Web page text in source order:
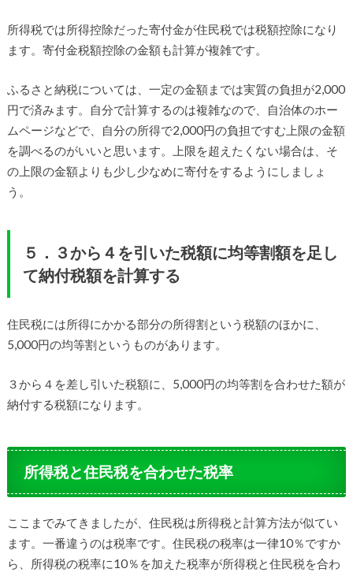
所得税では所得控除だった寄付金が住民税では税額控除になり
ます。寄付金税額控除の金額も計算が複雑です。
ふるさと納税については、一定の金額までは実質の負担が2,000
円で済みます。自分で計算するのは複雑なので、自治体のホー
ムページなどで、自分の所得で2,000円の負担ですむ上限の金額
を調べるのがいいと思います。上限を超えたくない場合は、そ
の上限の金額よりも少し少なめに寄付をするようにしましょ
う。
５．３から４を引いた税額に均等割額を足し
て納付税額を計算する
住民税には所得にかかる部分の所得割という税額のほかに、
5,000円の均等割というものがあります。
３から４を差し引いた税額に、5,000円の均等割を合わせた額が
納付する税額になります。
所得税と住民税を合わせた税率
ここまでみてきましたが、住民税は所得税と計算方法が似てい
ます。一番違うのは税率です。住民税の税率は一律10％ですか
ら、所得税の税率に10％を加えた税率が所得税と住民税を合わ